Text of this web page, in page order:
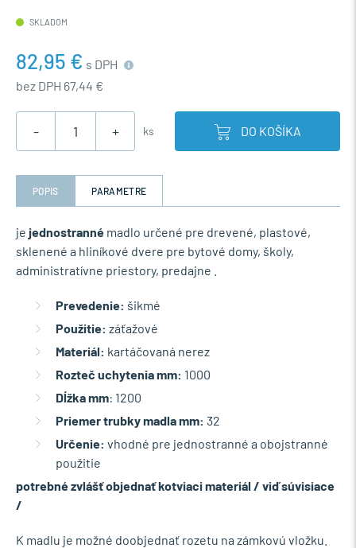
SKLADOM
82,95 € s DPH
bez DPH 67,44 €
- + ks DO KOŠÍKA
POPIS PARAMETRE
je jednostranné madlo určené pre drevené, plastové,
sklenené a hliníkové dvere pre bytové domy, školy,
administratívne priestory, predajne .
Prevedenie: šikmé
Použitie: záťažové
Materiál: kartáčovaná nerez
Rozteč uchytenia mm: 1000
Dĺžka mm: 1200
Priemer trubky madla mm: 32
Určenie: vhodné pre jednostranné a obojstranné
použitie
potrebné zvlášť objednať kotviaci materiál / viď súvisiace
/
K madlu je možné doobjednať rozetu na zámkovú vložku.